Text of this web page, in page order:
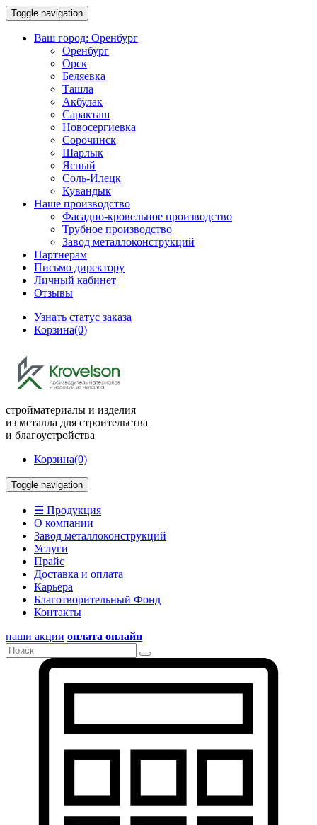
Toggle navigation
Ваш город: Оренбург
Оренбург
Орск
Беляевка
Ташла
Акбулак
Саракташ
Новосергиевка
Сорочинск
Шарлык
Ясный
Соль-Илецк
Кувандык
Наше производство
Фасадно-кровельное производство
Трубное производство
Завод металлоконструкций
Партнерам
Письмо директору
Личный кабинет
Отзывы
Узнать статус заказа
Корзина(0)
стройматериалы и изделия
из металла для строительства
и благоустройства
Корзина(0)
Toggle navigation
☰ Продукция
О компании
Завод металлоконструкций
Услуги
Прайс
Доставка и оплата
Карьера
Благотворительный Фонд
Контакты
наши акции оплата онлайн